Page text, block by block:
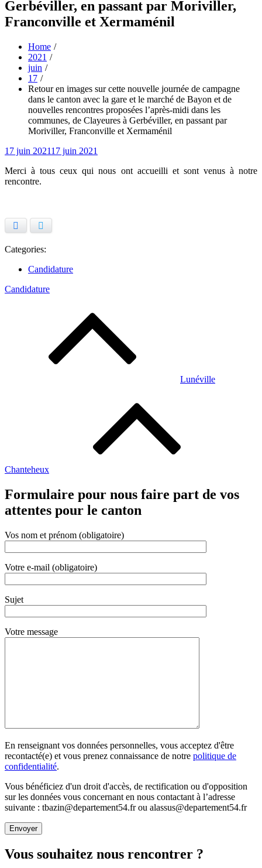
Gerbéviller, en passant par Moriviller,
Franconville et Xermaménil
Home
2021
juin
17
Retour en images sur cette nouvelle journée de campagne
dans le canton avec la gare et le marché de Bayon et de
nouvelles rencontres proposées l’après-midi dans les
communes, de Clayeures à Gerbéviller, en passant par
Moriviller, Franconville et Xermaménil
Posted
17 juin 202117 juin 2021
Merci à tous ceux qui nous ont accueilli et sont venus à notre
rencontre.
Categories:
Candidature
Candidature
Lunéville
Chanteheux
Formulaire pour nous faire part de vos
attentes pour le canton
Vos nom et prénom (obligatoire)
Votre e-mail (obligatoire)
Sujet
Votre message
En renseignant vos données personnelles, vous acceptez d'être
recontacté(e) et vous prenez connaissance de notre politique de
confidentialité.
Vous bénéficiez d'un droit d'accès, de rectification ou d'opposition
sur les données vous concernant en nous contactant à l’adresse
suivante : tbazin@departement54.fr ou alassus@departement54.fr
Vous souhaitez nous rencontrer ?